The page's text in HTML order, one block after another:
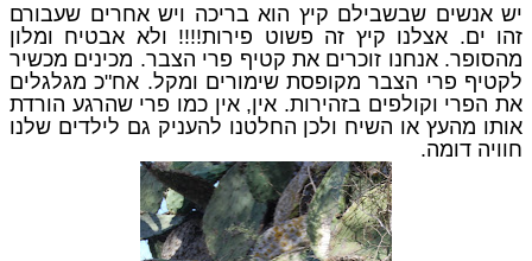
יש אנשים שבשבילם קיץ הוא בריכה ויש אחרים שעבורם
זהו ים. אצלנו קיץ זה פשוט פירות!!!! ולא אבטיח ומלון
מהסופר. אנחנו זוכרים את קטיף פרי הצבר. מכינים מכשיר
לקטיף פרי הצבר מקופסת שימורים ומקל. אח"כ מגלגלים
את הפרי וקולפים בזהירות. אין, אין כמו פרי שהרגע הורדת
אותו מהעץ או השיח ולכן החלטנו להעניק גם לילדים שלנו
חוויה דומה.